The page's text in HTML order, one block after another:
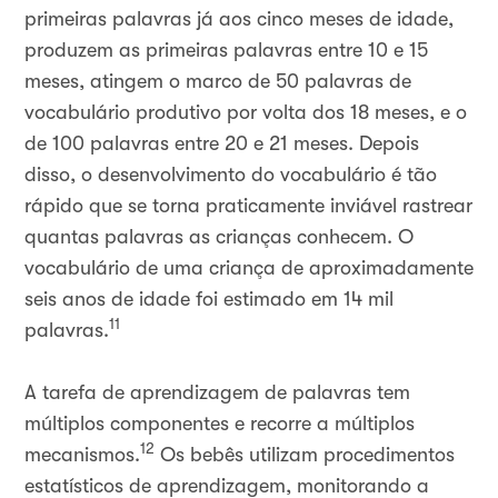
primeiras palavras já aos cinco meses de idade,
produzem as primeiras palavras entre 10 e 15
meses, atingem o marco de 50 palavras de
vocabulário produtivo por volta dos 18 meses, e o
de 100 palavras entre 20 e 21 meses. Depois
disso, o desenvolvimento do vocabulário é tão
rápido que se torna praticamente inviável rastrear
quantas palavras as crianças conhecem. O
vocabulário de uma criança de aproximadamente
seis anos de idade foi estimado em 14 mil
palavras.11
A tarefa de aprendizagem de palavras tem
múltiplos componentes e recorre a múltiplos
mecanismos.12 Os bebês utilizam procedimentos
estatísticos de aprendizagem, monitorando a